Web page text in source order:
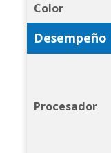
Color
Desempeño
Procesador